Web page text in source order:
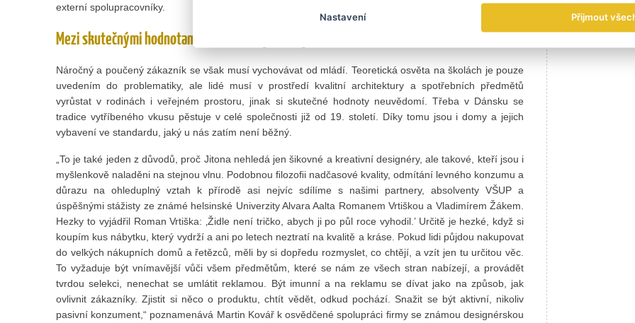
externí spolupracovníky.
Mezi skutečnými hodnotami musíme žít, jinak si je neuvědomíme
Náročný a poučený zákazník se však musí vychovávat od mládí. Teoretická osvěta na školách je pouze
uvedením do problematiky, ale lidé musí v prostředí kvalitní architektury a spotřebních předmětů
vyrůstat v rodinách i veřejném prostoru, jinak si skutečné hodnoty neuvědomí. Třeba v Dánsku se
tradice vytříbeného vkusu pěstuje v celé společnosti již od 19. století. Díky tomu jsou i domy a jejich
vybavení ve standardu, jaký u nás zatím není běžný.
„To je také jeden z důvodů, proč Jitona nehledá jen šikovné a kreativní designéry, ale takové, kteří jsou i
myšlenkově naladěni na stejnou vlnu. Podobnou ﬁlozoﬁi nadčasové kvality, odmítání levného konzumu a
důrazu na ohleduplný vztah k přírodě asi nejvíc sdílíme s našimi partnery, absolventy VŠUP a
úspěšnými stážisty ze známé helsinské Univerzity Alvara Aalta Romanem Vrtiškou a Vladimírem Žákem.
Hezky to vyjádřil Roman Vrtiška: ‚Židle není tričko, abych ji po půl roce vyhodil.’ Určitě je hezké, když si
koupím kus nábytku, který vydrží a ani po letech neztratí na kvalitě a kráse. Pokud lidi půjdou nakupovat
do velkých nákupních domů a řetězců, měli by si dopředu rozmyslet, co chtějí, a vzít jen tu určitou věc.
To vyžaduje být vnímavější vůči všem předmětům, které se nám ze všech stran nabízejí, a provádět
tvrdou selekci, nenechat se umlátit reklamou. Být imunní a na reklamu se dívat jako na způsob, jak
ovlivnit zákazníky. Zjistit si něco o produktu, chtít vědět, odkud pochází. Snažit se být aktivní, nikoliv
pasivní konzument,“ poznamenává Martin Kovář k osvědčené spolupráci ﬁrmy se známou designérskou
Nastavení Přijmout